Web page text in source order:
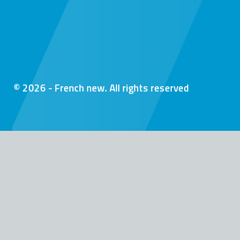
© 2026 - French new. All rights reserved